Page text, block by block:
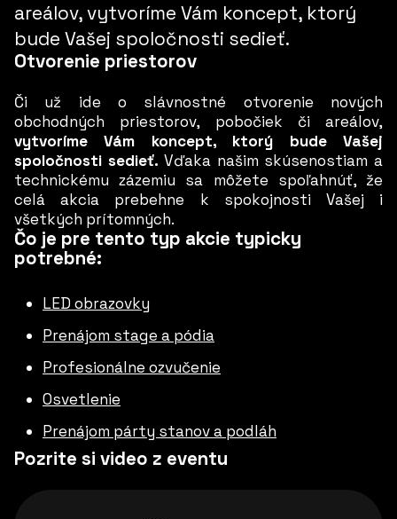
areálov, vytvoríme Vám koncept, ktorý
bude Vašej spoločnosti sedieť.
Otvorenie priestorov
Či už ide o slávnostné otvorenie nových
obchodných priestorov, pobočiek či areálov,
vytvoríme Vám koncept, ktorý bude Vašej
spoločnosti sedieť. Vďaka našim skúsenostiam a
technickému zázemiu sa môžete spoľahnúť, že
celá akcia prebehne k spokojnosti Vašej i
všetkých prítomných.
Čo je pre tento typ akcie typicky
potrebné:
LED obrazovky
Prenájom stage a pódia
Profesionálne ozvučenie
Osvetlenie
Prenájom párty stanov a podláh
Pozrite si video z eventu